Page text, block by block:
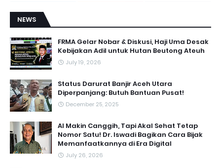
NEWS
FRMA Gelar Nobar & Diskusi, Haji Uma Desak
Kebijakan Adil untuk Hutan Beutong Ateuh
July 19, 2026
Status Darurat Banjir Aceh Utara
Diperpanjang: Butuh Bantuan Pusat!
December 25, 2025
AI Makin Canggih, Tapi Akal Sehat Tetap
Nomor Satu! Dr. Iswadi Bagikan Cara Bijak
Memanfaatkannya di Era Digital
July 26, 2026